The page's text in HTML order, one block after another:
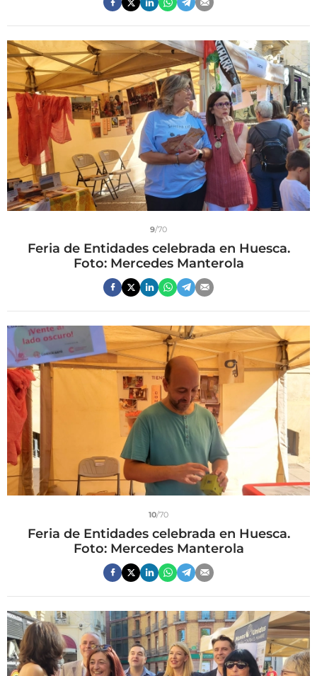
9/70
Feria de Entidades celebrada en Huesca.
Foto: Mercedes Manterola
10/70
Feria de Entidades celebrada en Huesca.
Foto: Mercedes Manterola